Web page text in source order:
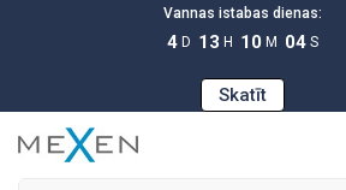
Vannas istabas dienas:
4 D 13 H 10 M 03 S
Skatīt